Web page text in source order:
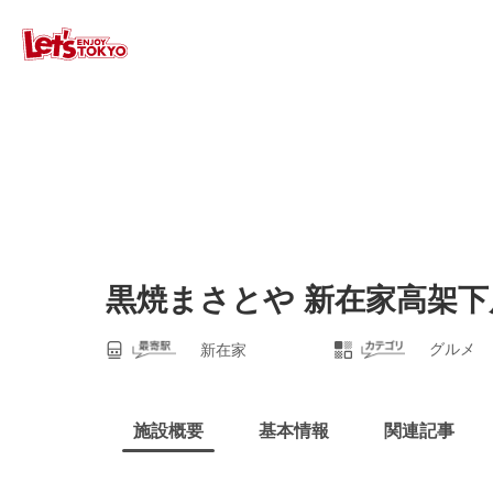
黒焼まさとや 新在家高架
新在家 グルメ
施設概要 基本情報 関連記事